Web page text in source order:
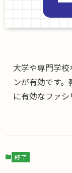
大学や専門学
ンが有効です
に有効なファ
終了